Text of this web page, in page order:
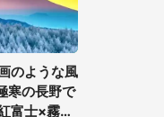
のような風
の長野で
富士×霧氷